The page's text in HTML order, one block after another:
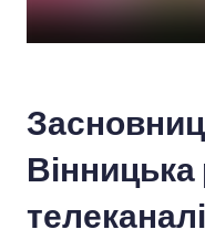
Вінницька